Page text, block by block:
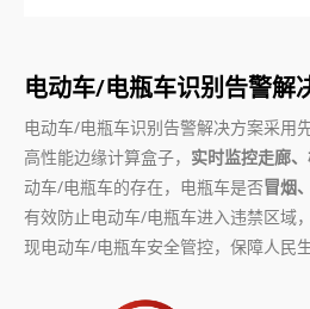
电动车/电瓶车识别告警解
电动车/电瓶车识别告警解决方案采用
高性能边缘计算盒子， 实时监控走廊
动车/电瓶车的存在，电瓶车是否冒烟
有效防止电动车/电瓶车进入违禁区域
现电动车/电瓶车安全管控，保障人民